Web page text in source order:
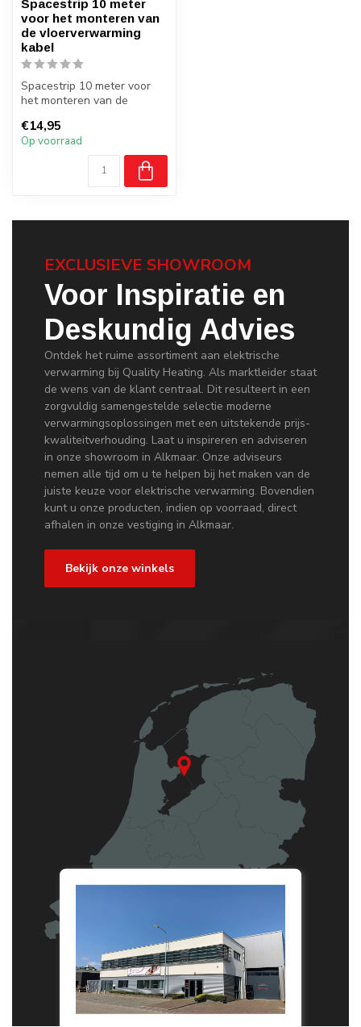
Spacestrip 10 meter
voor het monteren van
de vloerverwarming
kabel
Spacestrip 10 meter voor
het monteren van de
een cement...
€14,95
Op voorraad
EXCLUSIEVE SHOWROOM
Voor Inspiratie en
Deskundig Advies
Ontdek het ruime assortiment aan elektrische
verwarming bij Quality Heating. Als marktleider staat
de wens van de klant centraal. Dit resulteert in een
zorgvuldig samengestelde selectie moderne
verwarmingsoplossingen met een uitstekende prijs-
kwaliteitverhouding. Laat u inspireren en adviseren
in onze showroom in Alkmaar. Onze adviseurs
nemen alle tijd om u te helpen bij het maken van de
juiste keuze voor elektrische verwarming. Bovendien
kunt u onze producten, indien op voorraad, direct
afhalen in onze vestiging in Alkmaar.
Bekijk onze winkels